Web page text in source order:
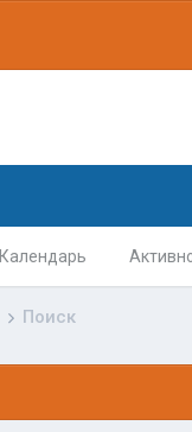
Календарь
Поиск